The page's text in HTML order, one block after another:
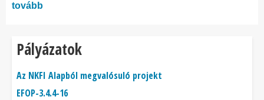
tovább
Pályázatok
Az NKFI Alapból megvalósuló projekt
EFOP-3.4.4-16